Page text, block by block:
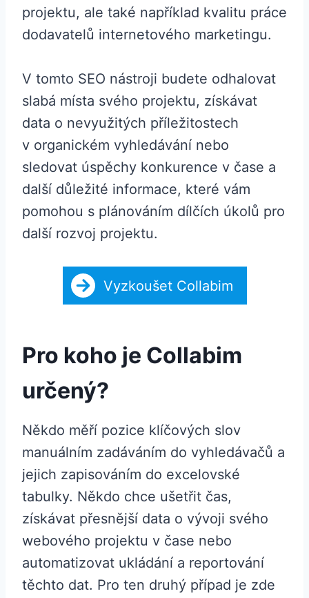
projektu, ale také například kvalitu práce
dodavatelů internetového marketingu.
V tomto SEO nástroji budete odhalovat
slabá místa svého projektu, získávat
data o nevyužitých příležitostech
v organickém vyhledávání nebo
sledovat úspěchy konkurence v čase a
další důležité informace, které vám
pomohou s plánováním dílčích úkolů pro
další rozvoj projektu.
Vyzkoušet Collabim
Pro koho je Collabim
určený?
Někdo měří pozice klíčových slov
manuálním zadáváním do vyhledávačů a
jejich zapisováním do excelovské
tabulky. Někdo chce ušetřit čas,
získávat přesnější data o vývoji svého
webového projektu v čase nebo
automatizovat ukládání a reportování
těchto dat. Pro ten druhý případ je zde